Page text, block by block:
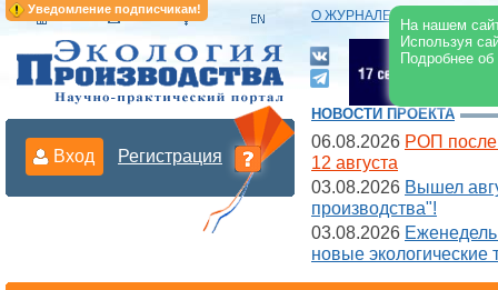
Уведомление подписчикам!
На нашем
Используя
Подробнее
О ЖУРНАЛЕ |
Вход Регистрация
НОВОСТИ ПРОЕКТА
06.08.2026 РОП после
12 августа
03.08.2026 Вышел
производства"!
03.08.2026
новые экологические